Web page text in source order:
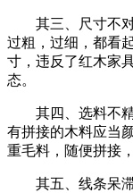
其三、尺寸不对
过粗，过细，都看
寸，违反了红木家
态。
其四、选料不精
有拼接的木料应当
重毛料，随便拼接
其五、线条呆滞